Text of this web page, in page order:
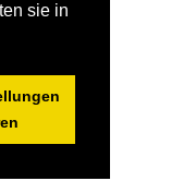
sie in